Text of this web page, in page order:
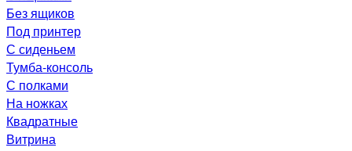
Без ящиков
Под принтер
С сиденьем
Тумба-консоль
С полками
На ножках
Квадратные
Витрина